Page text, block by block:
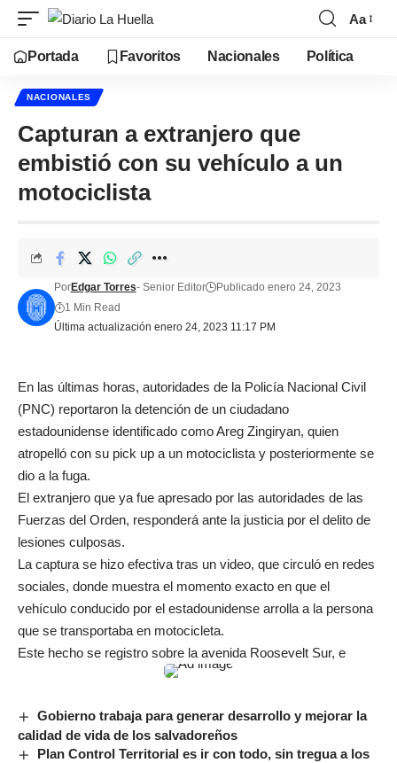
Aa
Portada Favoritos Nacionales Política
NACIONALES
Capturan a extranjero que
embistió con su vehículo a un
motociclista
Última actualización enero 24, 2023 11:17 PM
PorEdgar Torres- Senior Editor
Publicado enero 24, 2023
1 Min Read
En las últimas horas, autoridades de la Policía Nacional Civil
(PNC) reportaron la detención de un ciudadano
estadounidense identificado como Areg Zingiryan, quien
atropelló con su pick up a un motociclista y posteriormente se
dio a la fuga.
El extranjero que ya fue apresado por las autoridades de las
Fuerzas del Orden, responderá ante la justicia por el delito de
lesiones culposas.
La captura se hizo efectiva tras un video, que circuló en redes
sociales, donde muestra el momento exacto en que el
vehículo conducido por el estadounidense arrolla a la persona
que se transportaba en motocicleta.
Este hecho se registro sobre la avenida Roosevelt Sur, e
Gobierno trabaja para generar desarrollo y mejorar la
calidad de vida de los salvadoreños
Plan Control Territorial es ir con todo, sin tregua a los